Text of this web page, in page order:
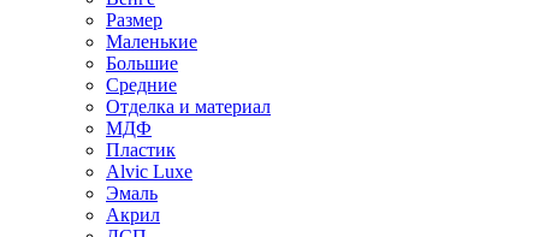
Размер
Маленькие
Большие
Средние
Отделка и материал
МДФ
Пластик
Alvic Luxe
Эмаль
Акрил